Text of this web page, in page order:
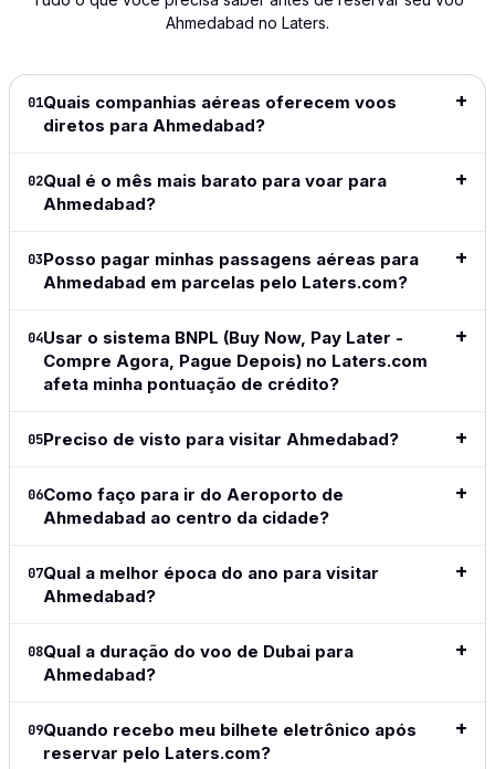
to navigate
intuitive.
Definitely
my go to
now on.
completa
the cost
of my
This is
great
especially
flights.
análise
completa
→
process
was smooth
free. Highly
recommend!
Leia a
completa →
Fairly has
to' since
it
the site,
payment
methods,
great to
adoption
of crypto
Simple,
clean,
what I
want and
→
to
for
Ahmedabad no Laters.
01Quais companhias aéreas oferecem voos
diretos para Ahmedabad?
02Qual é o mês mais barato para voar para
Ahmedabad?
03Posso pagar minhas passagens aéreas para
Ahmedabad em parcelas pelo Laters.com?
04Usar o sistema BNPL (Buy Now, Pay Later -
Compre Agora, Pague Depois) no Laters.com
afeta minha pontuação de crédito?
05Preciso de visto para visitar Ahmedabad?
06Como faço para ir do Aeroporto de
Ahmedabad ao centro da cidade?
07Qual a melhor época do ano para visitar
Ahmedabad?
08Qual a duração do voo de Dubai para
Ahmedabad?
09Quando recebo meu bilhete eletrônico após
reservar pelo Laters.com?